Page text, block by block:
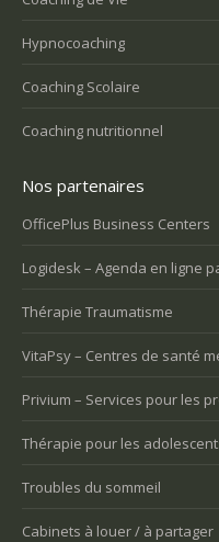
Hypnocoaching
Coaching Scolaire
Coaching nutritionnel
Nos partenaires
OfficePlus Business Centers
Logidesk – Agenda en ligne
Thérapie Traumatisme
VitaPsy – Centres de santé
Privium – Services pour les
Thérapie pour les
Troubles du sommeil
Cabinets à louer / à partager